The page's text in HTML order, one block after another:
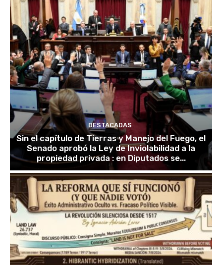
DESTACADAS
Sin el capítulo de Tierras y Manejo del Fuego, el
Senado aprobó la Ley de Inviolabilidad a la
propiedad privada : en Diputados se...